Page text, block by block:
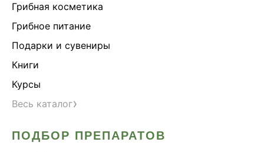
Грибная косметика
Грибное питание
Подарки и сувениры
Книги
Курсы
Весь каталог›
ПОДБОР ПРЕПАРАТОВ